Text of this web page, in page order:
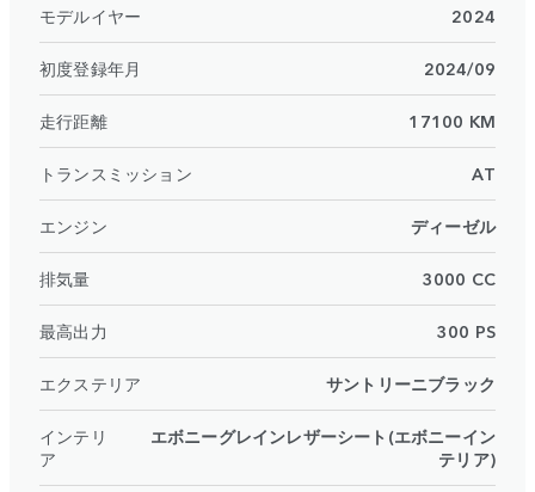
モデルイヤー 2024
初度登録年月 2024/09
走行距離 17100 KM
トランスミッション AT
エンジン ディーゼル
排気量 3000 CC
最高出力 300 PS
エクステリア サントリーニブラック
インテリ
ア
エボニーグレインレザーシート(エボニーイン
テリア)